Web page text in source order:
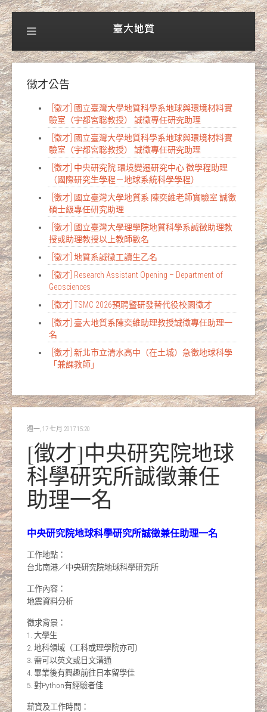
徵才公告
[徵才] 國立臺灣大學地質科學系地球與環境材料實
驗室（宇都宮聡教授） 誠徵專任研究助理
[徵才] 國立臺灣大學地質科學系地球與環境材料實
驗室（宇都宮聡教授） 誠徵專任研究助理
[徵才] 中央研究院 環境變遷研究中心 徵學程助理
（國際研究生學程－地球系統科學學程）
[徵才] 國立臺灣大學地質系 陳奕維老師實驗室 誠徵
碩士級專任研究助理
[徵才] 國立臺灣大學理學院地質科學系誠徵助理教
授或助理教授以上教師數名
[徵才] 地質系誠徵工讀生乙名
[徵才] Research Assistant Opening – Department of
Geosciences
[徵才] TSMC 2026預聘暨研發替代役校園徵才
[徵才] 臺大地質系陳奕維助理教授誠徵專任助理一
名
[徵才] 新北市立清水高中（在土城）急徵地球科學
「兼課教師」
週一, 17 七月 2017 15:20
[徵才]中央研究院地球
科學研究所誠徵兼任
助理一名
中央研究院地球科學研究所誠徵兼任助理一名
工作地點：
台北南港／中央研究院地球科學研究所
工作內容：
地震資料分析
徵求背景：
1. 大學生
2. 地科領域（工科或理學院亦可）
3. 需可以英文或日文溝通
4. 畢業後有興趣前往日本留學佳
5. 對Python有經驗者佳
薪資及工作時間：